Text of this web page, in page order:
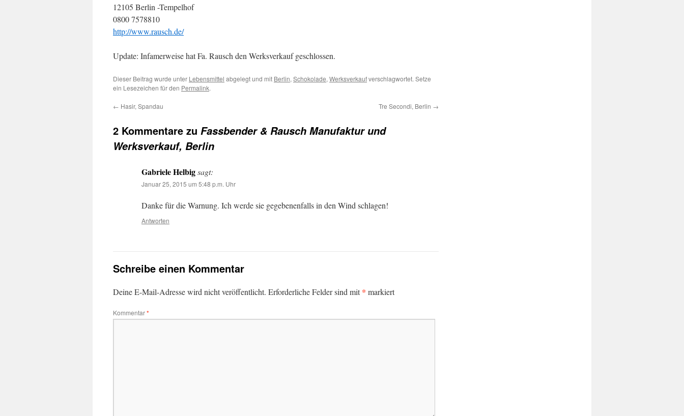
12105 Berlin -Tempelhof
0800 7578810
http://www.rausch.de/
Update: Infamerweise hat Fa. Rausch den Werksverkauf geschlossen.
Dieser Beitrag wurde unter Lebensmittel abgelegt und mit Berlin, Schokolade, Werksverkaufverschlagwortet. Setze
ein Lesezeichen für den Permalink.
← Hasir, Spandau Tre Secondi, Berlin →
2 Kommentare zu Fassbender & Rausch Manufaktur und
Werksverkauf, Berlin
Gabriele Helbigsagt:
Januar 25, 2015 um 5:48 p.m. Uhr
Danke für die Warnung. Ich werde sie gegebenenfalls in den Wind schlagen!
Antworten
Schreibe einen Kommentar
Deine E-Mail-Adresse wird nicht veröffentlicht. Erforderliche Felder sind mit* markiert
Kommentar*